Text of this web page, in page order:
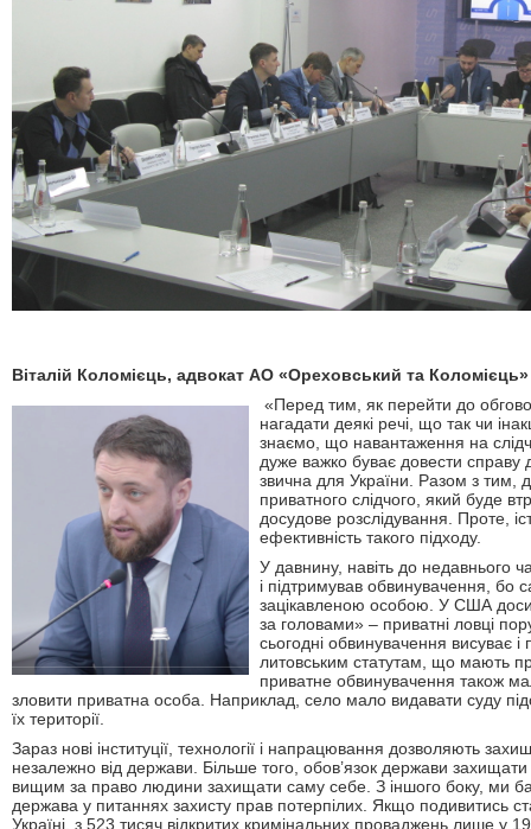
Віталій Коломієць, адвокат AО «Ореховський та Коломієць»
«Перед тим, як перейти до
нагадати деякі речі, що так чи
знаємо, що навантаження на
дуже важко буває довести справу
звична для України. Разом з тим,
приватного слідчого, який буде
досудове розслідування. Проте,
ефективність такого підходу.
У давнину, навіть до недавнього
і підтримував обвинувачення, бо
зацікавленою особою. У США
за головами» – приватні ловці
сьогодні обвинувачення висуває
литовським статутам, що мають
приватне обвинувачення також
зловити приватна особа. Наприклад, село мало видавати суду
їх території.
Зараз нові інституції, технології і напрацювання дозволяють
незалежно від держави. Більше того, обов’язок держави
вищим за право людини захищати саму себе. З іншого боку, ми
держава у питаннях захисту прав потерпілих. Якщо подивитись
Україні, з 523 тисяч відкритих кримінальних проваджень лише у